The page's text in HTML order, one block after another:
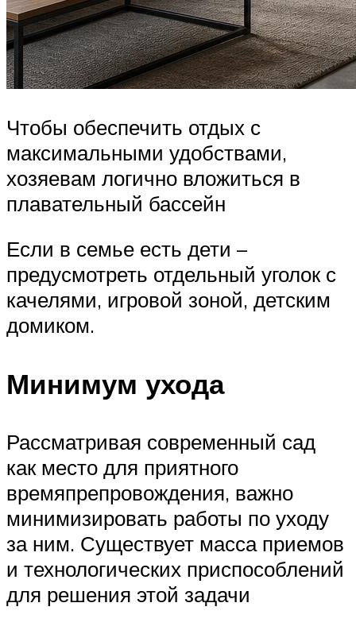
Чтобы обеспечить отдых с
максимальными удобствами,
хозяевам логично вложиться в
плавательный бассейн
Если в семье есть дети –
предусмотреть отдельный уголок с
качелями, игровой зоной, детским
домиком.
Минимум ухода
Рассматривая современный сад
как место для приятного
времяпрепровождения, важно
минимизировать работы по уходу
за ним. Существует масса приемов
и технологических приспособлений
для решения этой задачи